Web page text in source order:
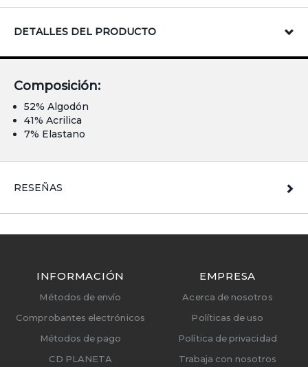
DETALLES DEL PRODUCTO
Composición:
52% Algodón
41% Acrilica
7% Elastano
RESEÑAS
INFORMACIÓN
Métodos de envío
Comprobantes electrónicos
Métodos de pago
CD PLANETA
EMPRESA
Acerca de nosotros
Políticas de uso
Política de privacidad
Trabaja con nosotros